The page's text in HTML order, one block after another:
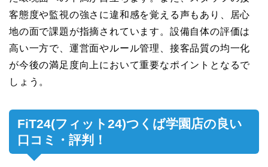
客態度や監視の強さに違和感を覚える声もあり、居心
地の面で課題が指摘されています。設備自体の評価は
高い一方で、運営面やルール管理、接客品質の均一化
が今後の満足度向上において重要なポイントとなるで
しょう。
FiT24(フィット24)つくば学園店の良い
口コミ・評判！